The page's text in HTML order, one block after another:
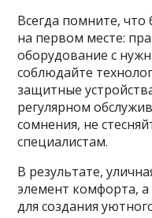
Всегда помните, что
на первом месте:
оборудование с
соблюдайте
защитные
регулярном
сомнения, не
специалистам.
В результате,
элемент комфорта,
для создания